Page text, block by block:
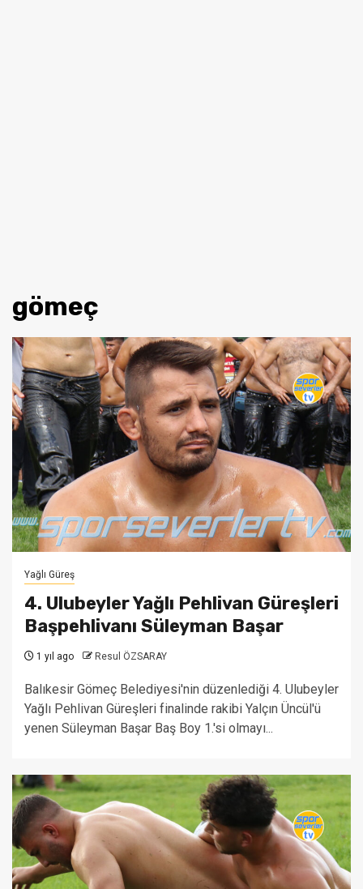
gömeç
Yağlı Güreş
4. Ulubeyler Yağlı Pehlivan Güreşleri
Başpehlivanı Süleyman Başar
1 yıl ago Resul ÖZSARAY
Balıkesir Gömeç Belediyesi'nin düzenlediği 4. Ulubeyler
Yağlı Pehlivan Güreşleri finalinde rakibi Yalçın Üncül'ü
yenen Süleyman Başar Baş Boy 1.'si olmayı...